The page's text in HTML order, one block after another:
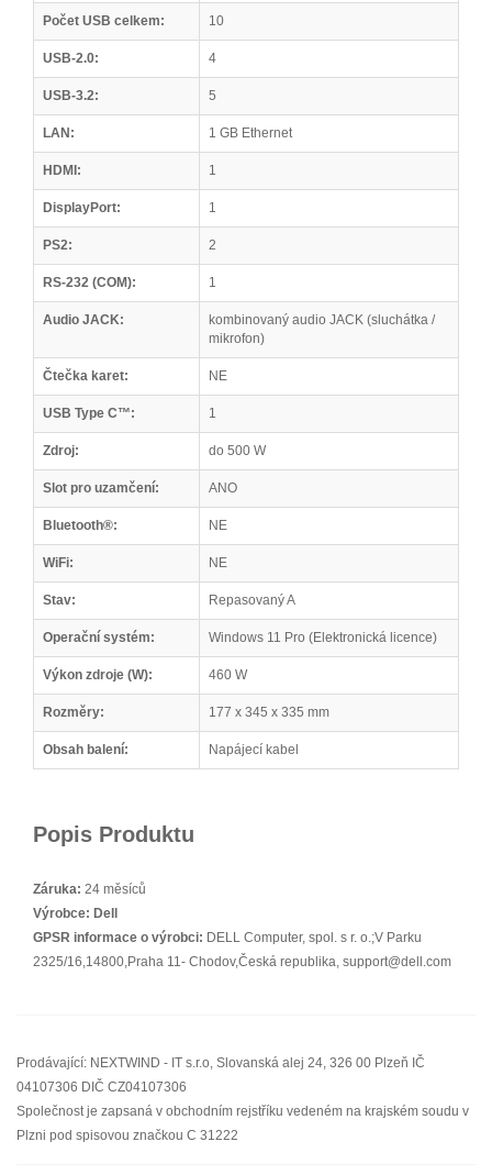
Počet USB celkem: 10
USB-2.0: 4
USB-3.2: 5
LAN: 1 GB Ethernet
HDMI: 1
DisplayPort: 1
PS2: 2
RS-232 (COM): 1
Audio JACK:
kombinovaný audio JACK (sluchátka /
mikrofon)
Čtečka karet: NE
USB Type C™: 1
Zdroj: do 500 W
Slot pro uzamčení: ANO
Bluetooth®: NE
WiFi: NE
Stav: Repasovaný A
Operační systém: Windows 11 Pro (Elektronická licence)
Výkon zdroje (W): 460 W
Rozměry: 177 x 345 x 335 mm
Obsah balení: Napájecí kabel
Popis Produktu
Záruka: 24 měsíců
Výrobce: Dell
GPSR informace o výrobci: DELL Computer, spol. s r. o.;V Parku
2325/16,14800,Praha 11- Chodov,Česká republika, support@dell.com
Prodávající: NEXTWIND - IT s.r.o, Slovanská alej 24, 326 00 Plzeň IČ
04107306 DIČ CZ04107306
Společnost je zapsaná v obchodním rejstříku vedeném na krajském soudu v
Plzni pod spisovou značkou C 31222